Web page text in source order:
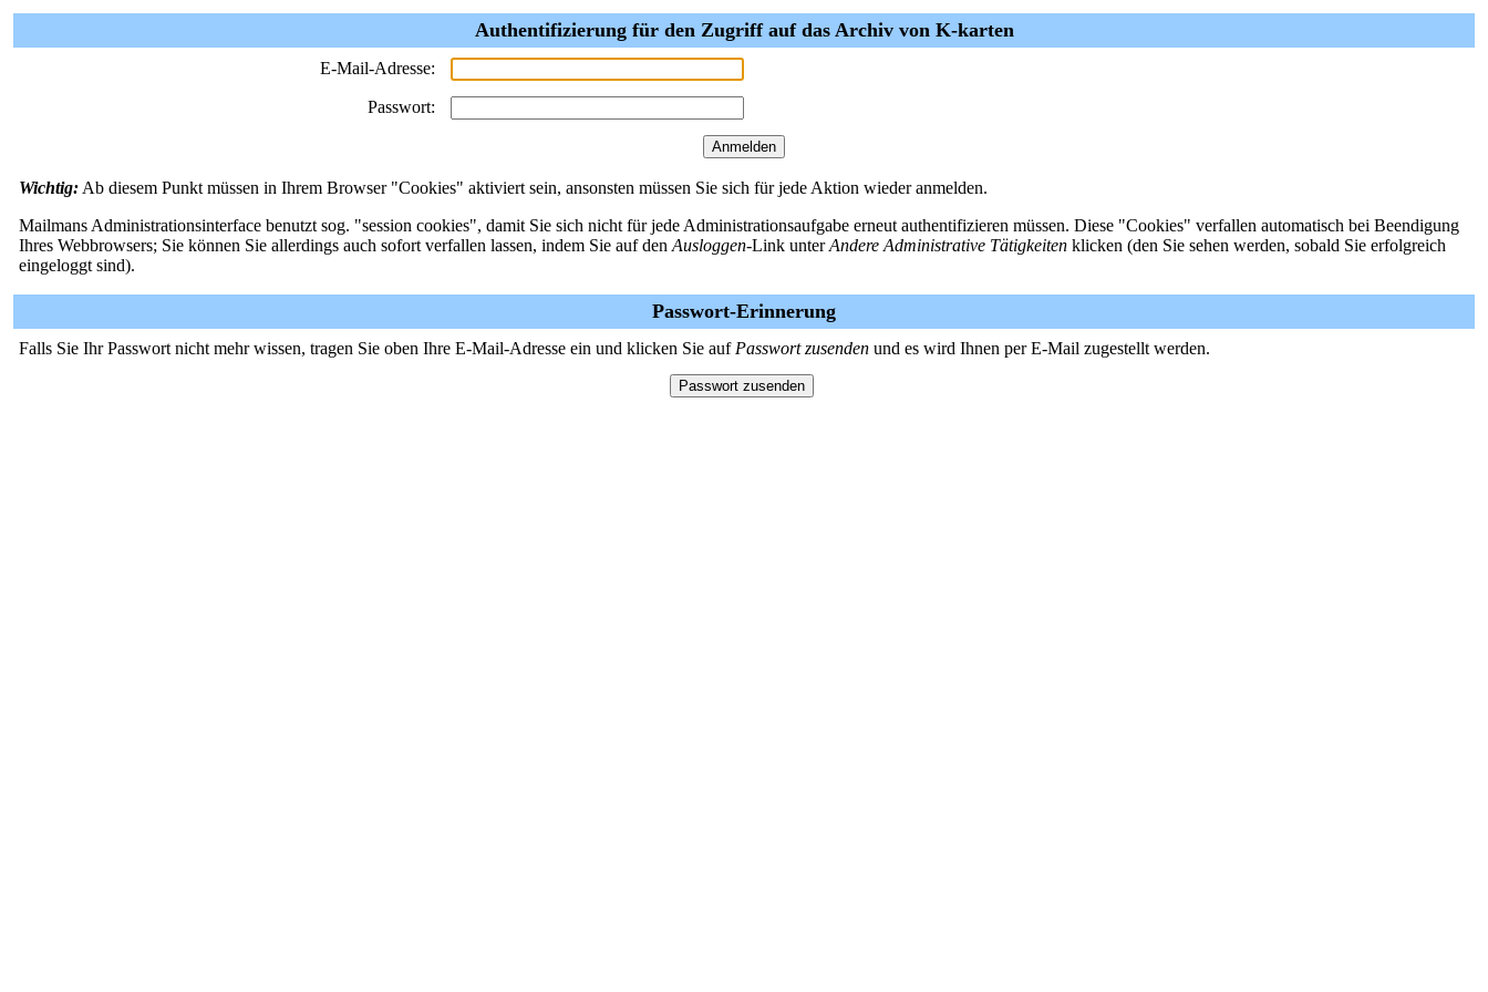
Authentifizierung für den Zugriff auf das Archiv von K-karten
E-Mail-Adresse:
Passwort:
Wichtig: Ab diesem Punkt müssen in Ihrem Browser "Cookies" aktiviert sein, ansonsten müssen Sie sich für jede Aktion wieder anmelden.
Mailmans Administrationsinterface benutzt sog. "session cookies", damit Sie sich nicht für jede Administrationsaufgabe erneut authentifizieren müssen. Diese "Cookies" verfallen automatisch bei Beendigung
Ihres Webbrowsers; Sie können Sie allerdings auch sofort verfallen lassen, indem Sie auf den Ausloggen-Link unterAndere Administrative Tätigkeiten klicken (den Sie sehen werden, sobald Sie erfolgreich
eingeloggt sind).
Passwort-Erinnerung
Falls Sie Ihr Passwort nicht mehr wissen, tragen Sie oben Ihre E-Mail-Adresse ein und klicken Sie auf Passwort zusenden und es wird Ihnen per E-Mail zugestellt werden.